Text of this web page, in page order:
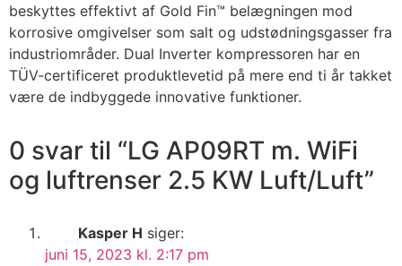
beskyttes effektivt af Gold Fin™ belægningen mod
korrosive omgivelser som salt og udstødningsgasser fra
industriområder. Dual Inverter kompressoren har en
TÜV-certificeret produktlevetid på mere end ti år takket
være de indbyggede innovative funktioner.
0 svar til “LG AP09RT m. WiFi
og luftrenser 2.5 KW Luft/Luft”
Kasper H siger:
juni 15, 2023 kl. 2:17 pm